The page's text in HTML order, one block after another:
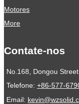
Motores
More
Contate-nos
No.168, Dongou
Telefone: +86-577-
Email: